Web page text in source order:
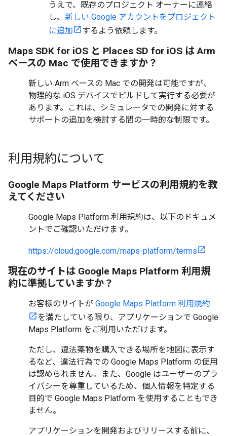
うえで、既存のプロジェクト オーナーに連絡
し、 新しい Google アカウントをプロジェクト
に追加
するよう依頼します。
Maps SDK for iOS と Places SD for iOS は Arm
ベースの Mac で使用できますか？
新しい Arm ベースの Mac での開発は可能ですが、
物理的な iOS デバイスでビルドして実行する必要が
あります。これは、シミュレータでの開発に対する
サポートの追加を検討する間の一時的な制限です。
利用規約について
Google Maps Platform サービスの利用規約を教
えてください
Google Maps Platform 利用規約は、以下のドキュメ
ントでご確認いただけます。
https://cloud.google.com/maps-platform/terms
現在のサイトは Google Maps Platform 利用規
約に準拠していますか？
お客様のサイトが Google Maps Platform 利用規約
を満たしている限り、アプリケーションで Google
Maps Platform をご利用いただけます。
ただし、違法薬物を購入できる場所を地図に表示す
るなど、違法行為での Google Maps Platform の使用
は認められません。また、Google はユーザーのプラ
イバシーを尊重しているため、個人情報を特定する
目的で Google Maps Platform を使用することもでき
ません。
アプリケーションを開発およびリリースする前に、